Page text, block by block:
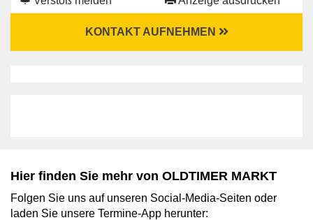
KONTAKT AUFNEHMEN
Hier finden Sie mehr von OLDTIMER MARKT
Folgen Sie uns auf unseren Social-Media-Seiten oder
laden Sie unsere Termine-App herunter: